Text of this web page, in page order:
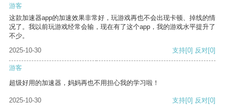
游客
这款加速器app的加速效果非常好，玩游戏再也不会出现卡顿、掉线的情
况了。我以前玩游戏经常会输，现在有了这个app，我的游戏水平提升了
不少。
2025-10-30
支持[0] 反对[0]
游客
超级好用的加速器，妈妈再也不用担心我的学习啦！
2025-10-30 支持[0] 反对[0]